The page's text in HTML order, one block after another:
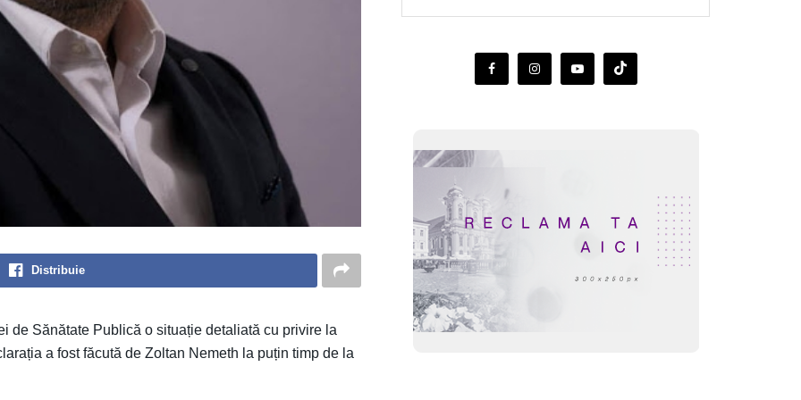
Distribuie
de Sănătate Publică o situație detaliată cu privire la
a fost făcută de Zoltan Nemeth la puțin timp de la